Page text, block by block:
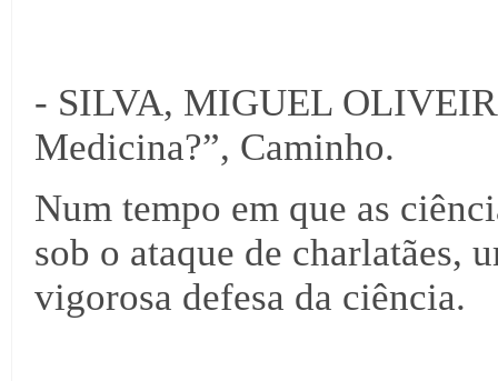
- SILVA, MIGUEL
Medicina?”, Caminho.
Num tempo em que as
sob o ataque de charlatães,
vigorosa defesa da ciência.